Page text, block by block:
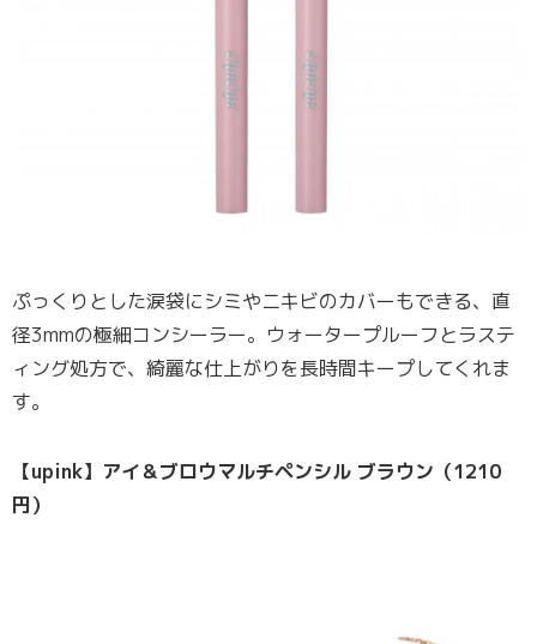
ぷっくりとした涙袋にシミやニキビのカバーもできる、直
径3mmの極細コンシーラー。ウォータープルーフとラステ
ィング処方で、綺麗な仕上がりを長時間キープしてくれま
す。
【upink】アイ＆ブロウマルチペンシル ブラウン（1210
円）